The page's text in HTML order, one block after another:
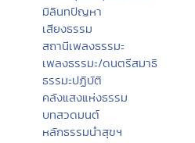
มิลินทปัญหา
เสียงธรรม
สถานีเพลงธรรมะ
เพลงธรรมะ/ดนตรีสมาธิ
ธรรมะปฏิบัติ
คลังแสงแห่งธรรม
บทสวดมนต์
หลักธรรมนำสุขฯ